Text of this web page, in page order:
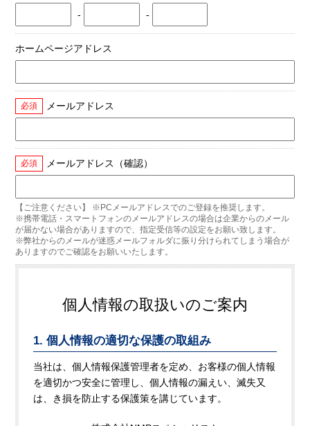
- -
ホームページアドレス
メールアドレス
必須
メールアドレス（確認）
必須
【ご注意ください】 ※PCメールアドレスでのご登録を推奨します。
※携帯電話・スマートフォンのメールアドレスの場合は企業からのメール
が届かない場合がありますので、指定受信等の設定をお願い致します。
※弊社からのメールが迷惑メールフォルダに振り分けられてしまう場合が
ありますのでご確認をお願いいたします。
個人情報の取扱いのご案内
1. 個人情報の適切な保護の取組み
当社は、個人情報保護管理者を定め、お客様の個人情報
を適切かつ安全に管理し、個人情報の漏えい、滅失又
は、き損を防止する保護策を講じています。